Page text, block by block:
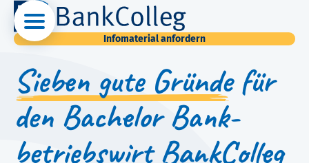
Infomaterial anfordern
Sieben gute Gründefür
den Bachelor Bank­
betriebs­wirt BankColleg